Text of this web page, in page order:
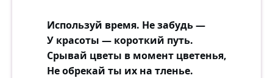
Используй время. Не забудь —
У красоты — короткий путь.
Срывай цветы в момент цветенья,
Не обрекай ты их на тленье.